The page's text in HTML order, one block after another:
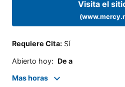
Visita el
Requiere Cita: Sí
Abierto hoy: De a
Mas horas